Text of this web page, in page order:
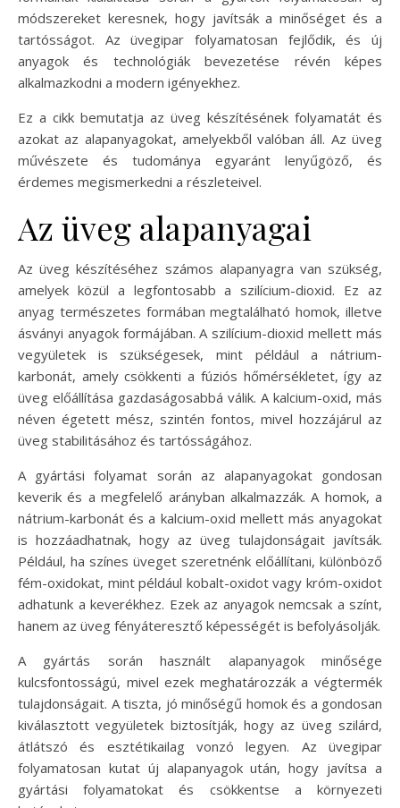
módszereket keresnek, hogy javítsák a minőséget és a
tartósságot. Az üvegipar folyamatosan fejlődik, és új
anyagok és technológiák bevezetése révén képes
alkalmazkodni a modern igényekhez.
Ez a cikk bemutatja az üveg készítésének folyamatát és
azokat az alapanyagokat, amelyekből valóban áll. Az üveg
művészete és tudománya egyaránt lenyűgöző, és
érdemes megismerkedni a részleteivel.
Az üveg alapanyagai
Az üveg készítéséhez számos alapanyagra van szükség,
amelyek közül a legfontosabb a szilícium-dioxid. Ez az
anyag természetes formában megtalálható homok, illetve
ásványi anyagok formájában. A szilícium-dioxid mellett más
vegyületek is szükségesek, mint például a nátrium-
karbonát, amely csökkenti a fúziós hőmérsékletet, így az
üveg előállítása gazdaságosabbá válik. A kalcium-oxid, más
néven égetett mész, szintén fontos, mivel hozzájárul az
üveg stabilitásához és tartósságához.
A gyártási folyamat során az alapanyagokat gondosan
keverik és a megfelelő arányban alkalmazzák. A homok, a
nátrium-karbonát és a kalcium-oxid mellett más anyagokat
is hozzáadhatnak, hogy az üveg tulajdonságait javítsák.
Például, ha színes üveget szeretnénk előállítani, különböző
fém-oxidokat, mint például kobalt-oxidot vagy króm-oxidot
adhatunk a keverékhez. Ezek az anyagok nemcsak a színt,
hanem az üveg fényáteresztő képességét is befolyásolják.
A gyártás során használt alapanyagok minősége
kulcsfontosságú, mivel ezek meghatározzák a végtermék
tulajdonságait. A tiszta, jó minőségű homok és a gondosan
kiválasztott vegyületek biztosítják, hogy az üveg szilárd,
átlátszó és esztétikailag vonzó legyen. Az üvegipar
folyamatosan kutat új alapanyagok után, hogy javítsa a
gyártási folyamatokat és csökkentse a környezeti